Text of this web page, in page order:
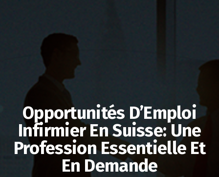
Opportunités D’Emploi
Infirmier En Suisse: Une
Profession Essentielle Et
En Demande